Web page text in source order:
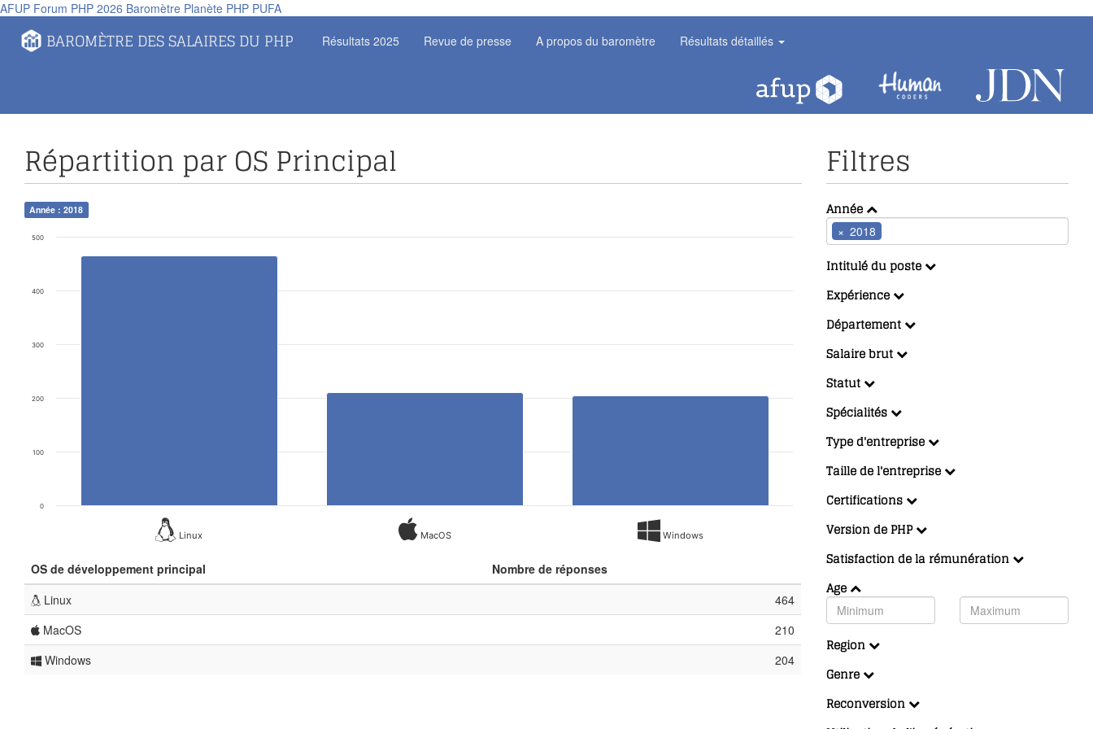
AFUP Forum PHP 2026 Baromètre Planète PHP PUFA
BAROMÈTRE DES SALAIRES DU PHP Résultats 2025 Revue de presse A propos du baromètre Résultats détaillés
Répartition par OS Principal
Année : 2018
0
100
200
300
400
500
Linux MacOS Windows
OS de développement principal
Nombre de réponses
Linux
464
MacOS
210
Windows
204
Filtres
Année
× 2018
Intitulé du poste
Expérience
Département
Salaire brut
Statut
Spécialités
Type d'entreprise
Taille de l'entreprise
Certifications
Version de PHP
Satisfaction de la rémunération
Age
Region
Genre
Reconversion
Panneau de gestion des cookies